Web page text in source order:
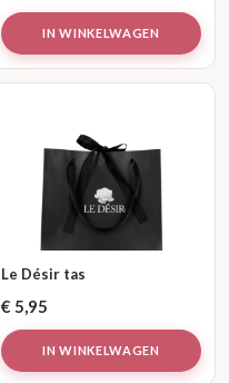
IN WINKELWAGEN
Le Désir tas
€ 5,95
IN WINKELWAGEN